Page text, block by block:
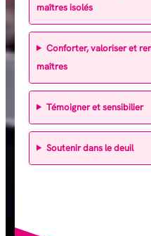
maîtres isolés
Conforter, valoriser et
maîtres
Témoigner et sensibilier
Soutenir dans le deuil